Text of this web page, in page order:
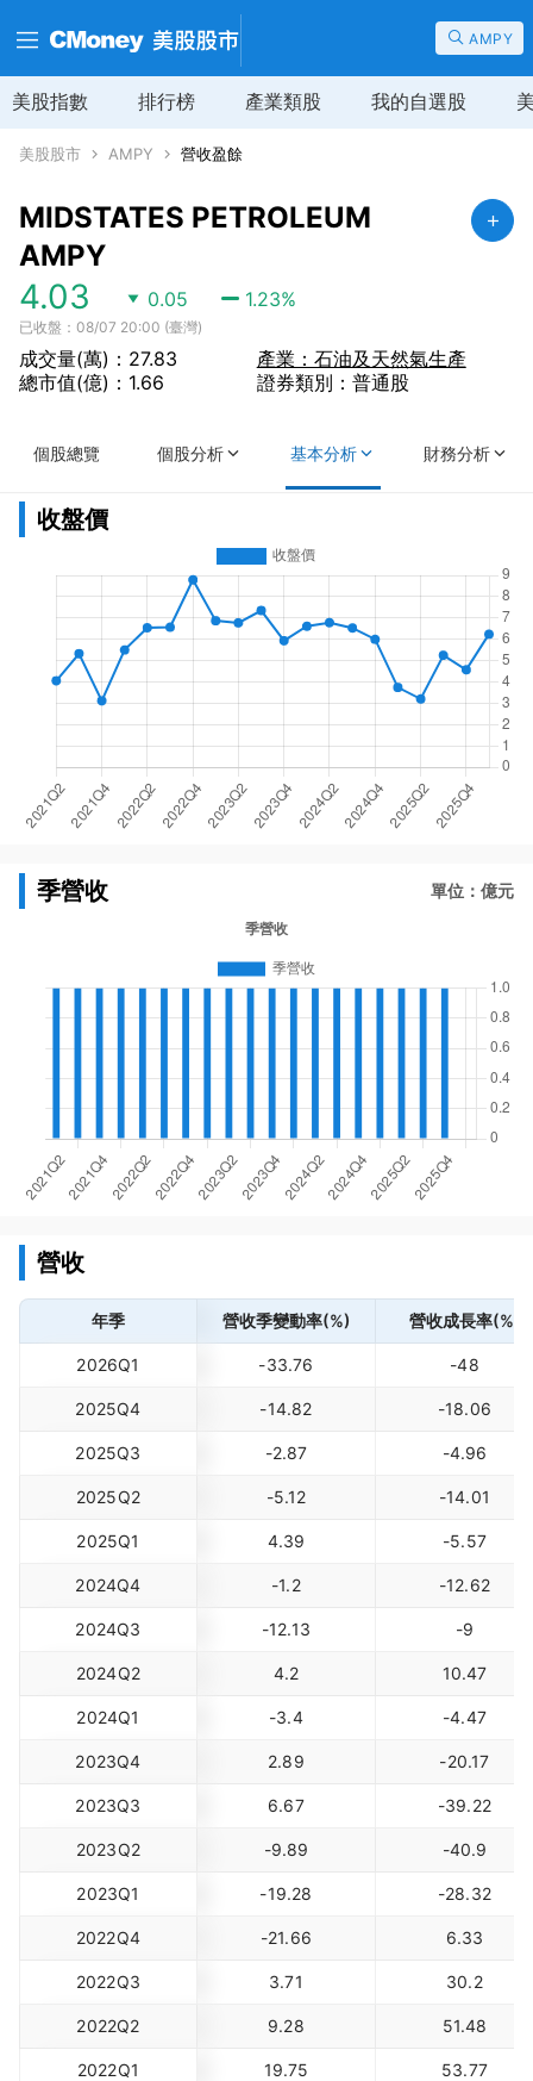
AMPY
美股指數 排行榜 產業類股 我的自選股
美股股市 AMPY 營收盈餘
MIDSTATES PETROLEUM
AMPY
4.03 0.05 1.23%
已收盤：08/07 20:00 (臺灣)
成交量(萬)：27.83
總市值(億)：1.66
產業：石油及天然氣生產
證券類別：普通股
個股總覽 個股分析 基本分析 財務分析
收盤價
季營收 單位：億元
營收
年季 營收季變動率(%) 營收成長率(%)
2026Q1 -33.76 -48
2025Q4 -14.82 -18.06
2025Q3 -2.87 -4.96
2025Q2 -5.12 -14.01
2025Q1 4.39 -5.57
2024Q4 -1.2 -12.62
2024Q3 -12.13 -9
2024Q2 4.2 10.47
2024Q1 -3.4 -4.47
2023Q4 2.89 -20.17
2023Q3 6.67 -39.22
2023Q2 -9.89 -40.9
2023Q1 -19.28 -28.32
2022Q4 -21.66 6.33
2022Q3 3.71 30.2
2022Q2 9.28 51.48
2022Q1 19.75 53.77